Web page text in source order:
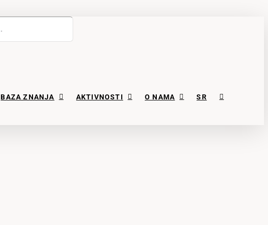
BAZA ZNANJA AKTIVNOSTI O NAMA SR